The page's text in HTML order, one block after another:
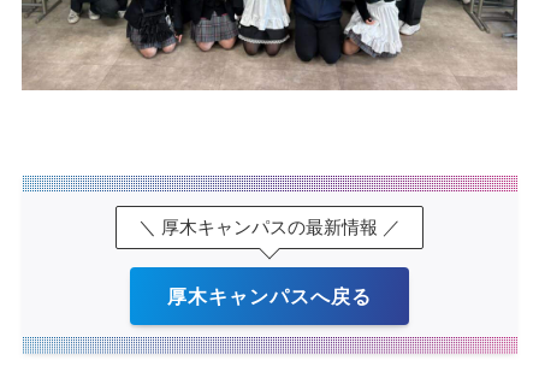
＼ 厚木キャンパスの最新情報 ／
厚木キャンパスへ戻る